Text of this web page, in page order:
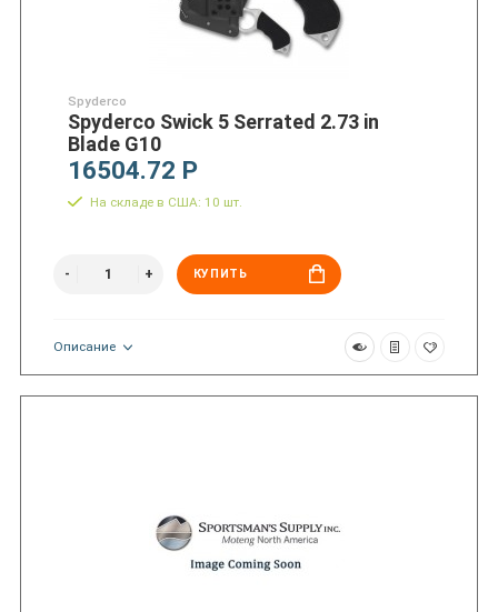
Spyderco
Spyderco Swick 5 Serrated 2.73 in
Blade G10
16504.72 Р
На складе в США: 10 шт.
КУПИТЬ
Описание